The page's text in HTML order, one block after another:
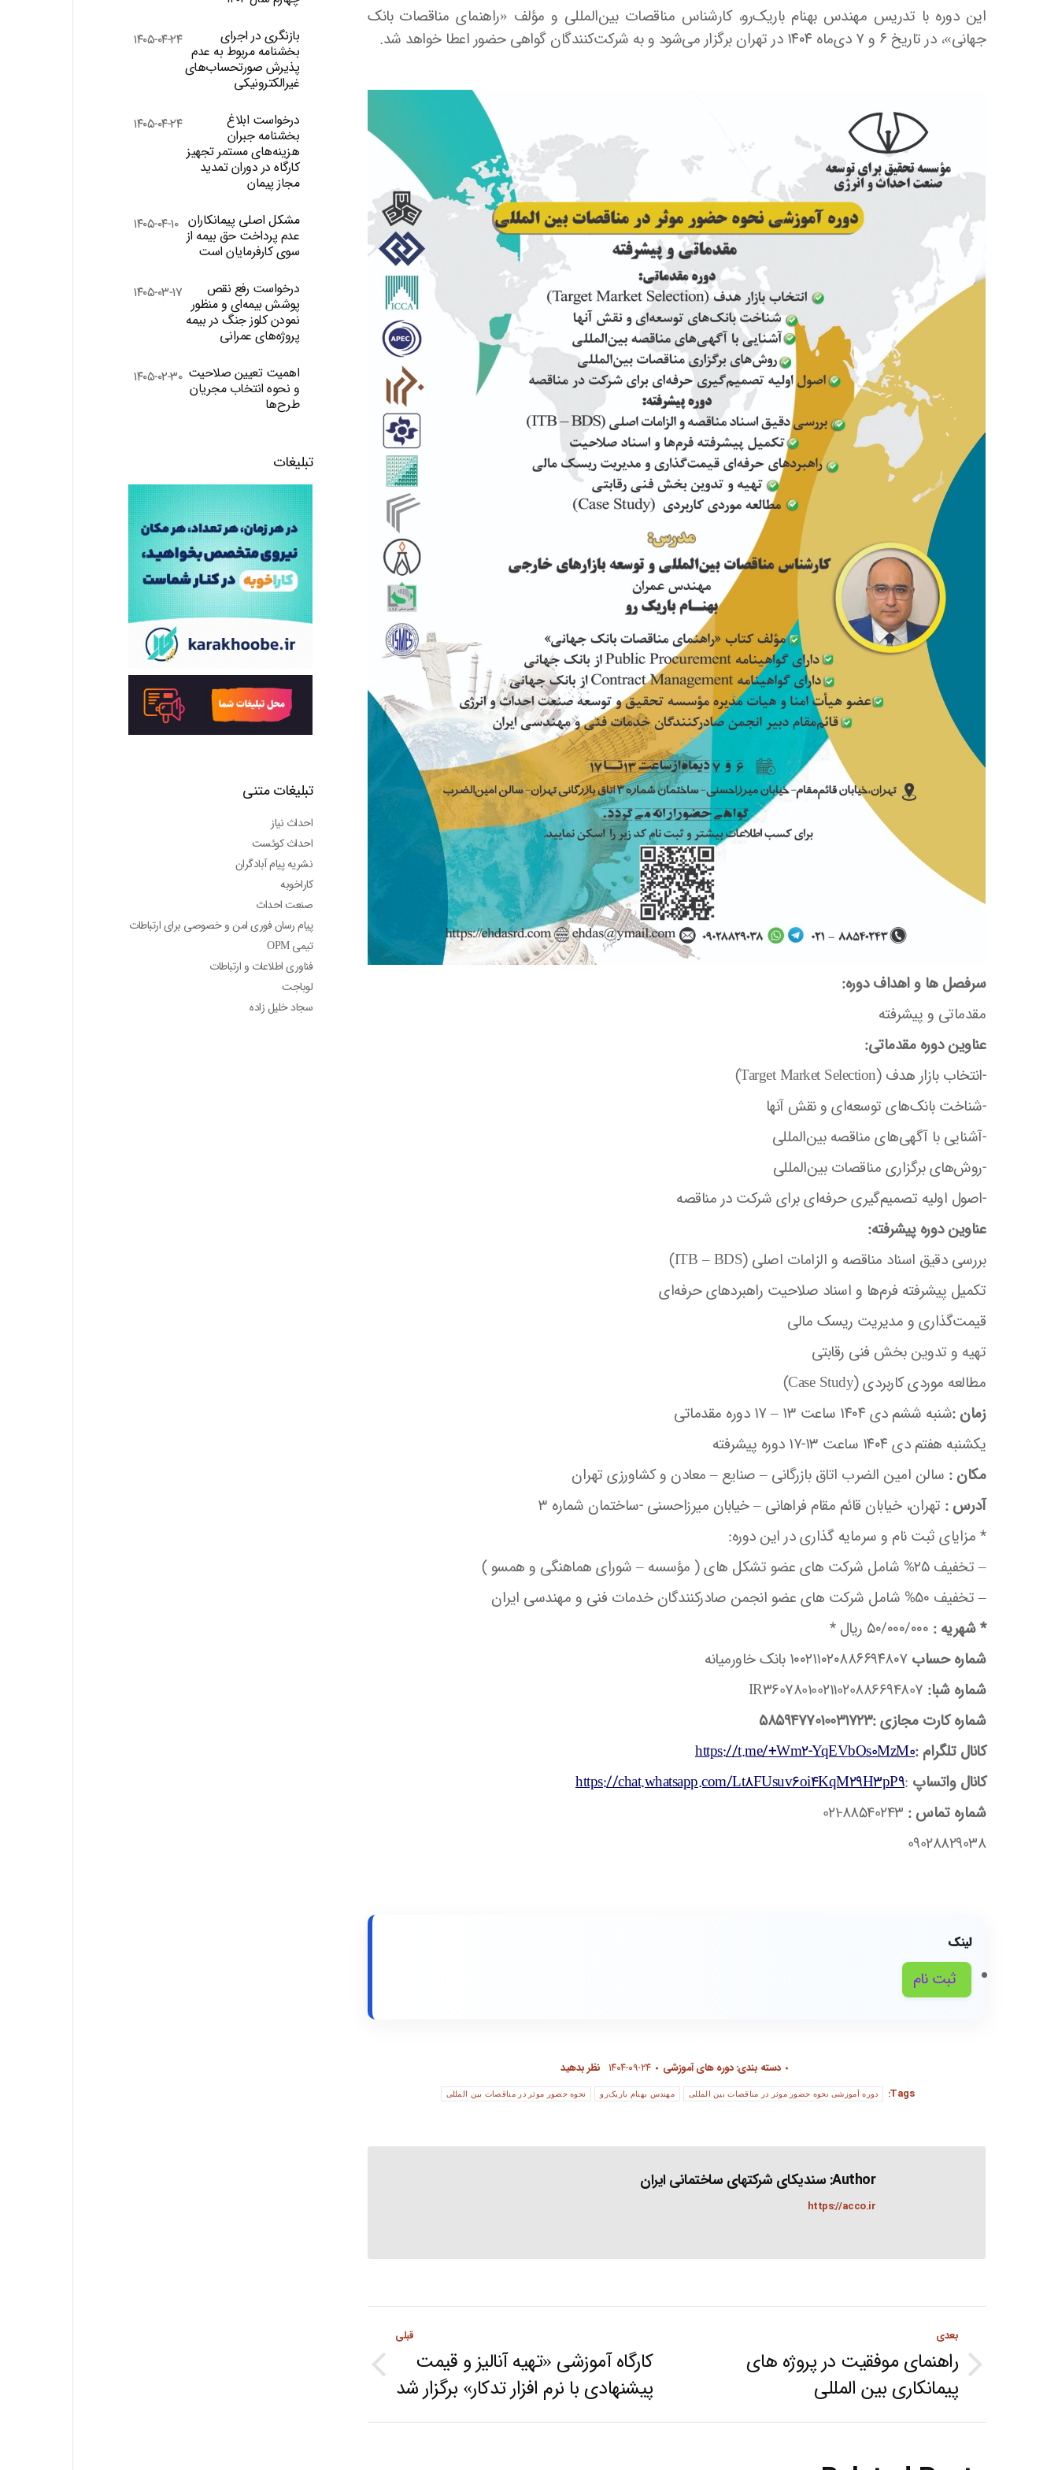
این دوره با تدریس مهندس بهنام باریک‌رو، کارشناس مناقصات بین‌المللی و مؤلف «راهنمای مناقصات بانک
جهانی»، در تاریخ ۶ و ۷ دی‌ماه ۱۴۰۴ در تهران برگزار می‌شود و به شرکت‌کنندگان گواهی حضور اعطا خواهد شد.
سرفصل ها و اهداف دوره:
مقدماتی و پیشرفته
عناوین دوره مقدماتی:
-انتخاب بازار هدف (Target Market Selection)
-شناخت بانک‌های توسعه‌ای و نقش آنها
-آشنایی با آگهی‌های مناقصه بین‌المللی
-روش‌های برگزاری مناقصات بین‌المللی
-اصول اولیه تصمیم‌گیری حرفه‌ای برای شرکت در مناقصه
عناوین دوره پیشرفته:
بررسی دقیق اسناد مناقصه و الزامات اصلی (ITB – BDS)
تکمیل پیشرفته فرم‌ها و اسناد صلاحیت راهبردهای حرفه‌ای
قیمت‌گذاری و مدیریت ریسک مالی
تهیه و تدوین بخش فنی رقابتی
مطالعه موردی کاربردی (Case Study)
زمان :شنبه ششم دی ۱۴۰۴ ساعت ۱۳ – ۱۷ دوره مقدماتی
یکشنبه هفتم دی ۱۴۰۴ ساعت ۱۳-۱۷ دوره پیشرفته
مکان : سالن امین الضرب اتاق بازرگانی – صنایع – معادن و کشاورزی تهران
آدرس : تهران، خیابان قائم مقام فراهانی – خیابان میرزاحسنی -ساختمان شماره ۳
* مزایای ثبت نام و سرمایه گذاری در این دوره:
– تخفیف ۲۵% شامل شرکت های عضو تشکل های ( مؤسسه – شورای هماهنگی و همسو )
– تخفیف ۵۰% شامل شرکت های عضو انجمن صادرکنندگان خدمات فنی و مهندسی ایران
* شهریه :
شماره حساب
شماره شبا:
شماره کارت مجازی :5859477010031723
کانال تلگرام :https://t.me/+Wm2-YqEVbOs0MzM0
کانال واتساپ :
https://chat.whatsapp.com/Lt8FUsuv6oi4KqM29H3pP9
شماره تماس :
09028829038
لینک
ثبت نام
دسته بندی:دوره های آموزشی ۱۴۰۴-۰۹-۲۴ نظر بدهید
Tags:
دوره آموزشی نحوه حضور موثر در مناقصات بین المللی مهندس بهنام باریک‌رو نحوه حضور موثر در مناقصات بین المللی
Author: سندیکای شرکتهای ساختمانی ایران
https://acco.ir
Post
navigation
قبلی
Previous
کارگاه آموزشی «تهیه آنالیز و قیمت
پیشنهادی با نرم افزار تدکار» برگزار شد
بعدی
Next
post:
راهنمای موفقیت در پروژه های
پیمانکاری بین المللی
بازنگری در اجرای
بخشنامه مربوط به عدم
پذیرش صورتحساب‌های
غیرالکترونیکی
۱۴۰۵-۰۴-۲۴
درخواست ابلاغ
بخشنامه جبران
هزینه‌های مستمر تجهیز
کارگاه در دوران تمدید
مجاز پیمان
۱۴۰۵-۰۴-۲۴
مشکل اصلی پیمانکاران
عدم پرداخت حق بیمه از
سوی کارفرمایان است
۱۴۰۵-۰۴-۱۰
درخواست رفع نقص
پوشش بیمه‌ای و منظور
نمودن کلوز جنگ در بیمه
پروژه‌های عمرانی
۱۴۰۵-۰۳-۱۷
اهمیت تعیین صلاحیت
و نحوه انتخاب مجریان
طرح‌ها
۱۴۰۵-۰۲-۳۰
تبلیغات
تبلیغات متنی
احداث نیاز
احداث کوئست
نشریه پیام آبادگران
کاراخوبه
صنعت احداث
پیام رسان فوری امن و خصوصی برای ارتباطات
تیمی OPM
فناوری اطلاعات و ارتباطات
لوباجت
سجاد خلیل زاده